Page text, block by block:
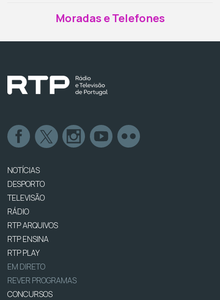
Moradas e Telefones
NOTÍCIAS
DESPORTO
TELEVISÃO
RÁDIO
RTP ARQUIVOS
RTP ENSINA
RTP PLAY
EM DIRETO
REVER PROGRAMAS
CONCURSOS